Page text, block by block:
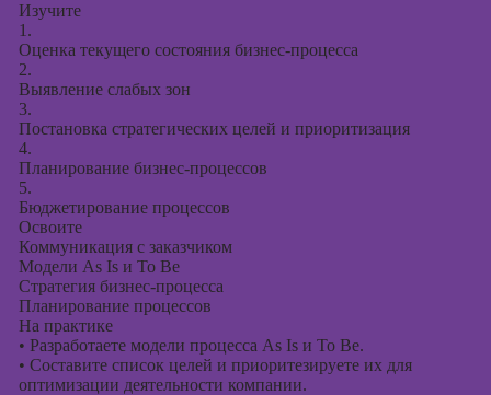
Изучите
1.
Оценка текущего состояния бизнес-процесса
2.
Выявление слабых зон
3.
Постановка стратегических целей и приоритизация
4.
Планирование бизнес-процессов
5.
Бюджетирование процессов
Освоите
Коммуникация с заказчиком
Модели As Is и To Be
Стратегия бизнес-процесса
Планирование процессов
На практике
• Разработаете модели процесса As Is и To Be.
• Составите список целей и приоритезируете их для
оптимизации деятельности компании.